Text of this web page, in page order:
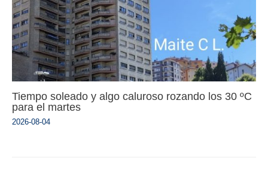
Tiempo soleado y algo caluroso rozando los 30 ºC
para el martes
2026-08-04